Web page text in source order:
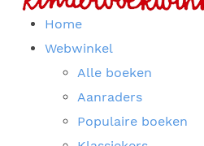
Home
Webwinkel
Alle boeken
Aanraders
Populaire boeken